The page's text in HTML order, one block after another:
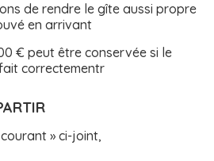
de rendre le gîte aussi propre
en arrivant
€ peut être conservée si le
correctementr
» ci-joint,